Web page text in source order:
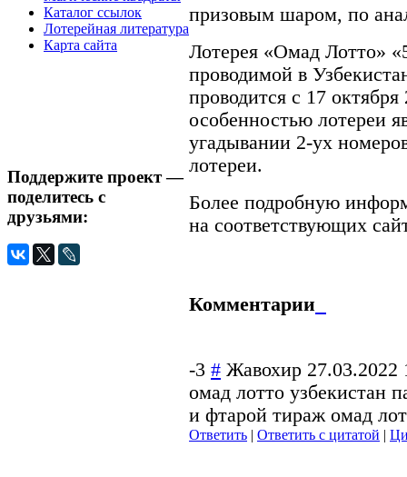
Каталог ссылок
Лотерейная литература
Карта сайта
Поддержите проект —
поделитесь с
друзьями:
призовым шаром, по
Лотерея «Омад Лотто»
проводимой в
проводится с 17
особенностью лотереи
угадывании 2-ух
лотереи.
Более подробную
на соответствующих
Комментарии
-3 # Жавохир 27.03.2022
омад лотто узбекистан
и фтарой тираж омад
Ответить | Ответить с цитатой |